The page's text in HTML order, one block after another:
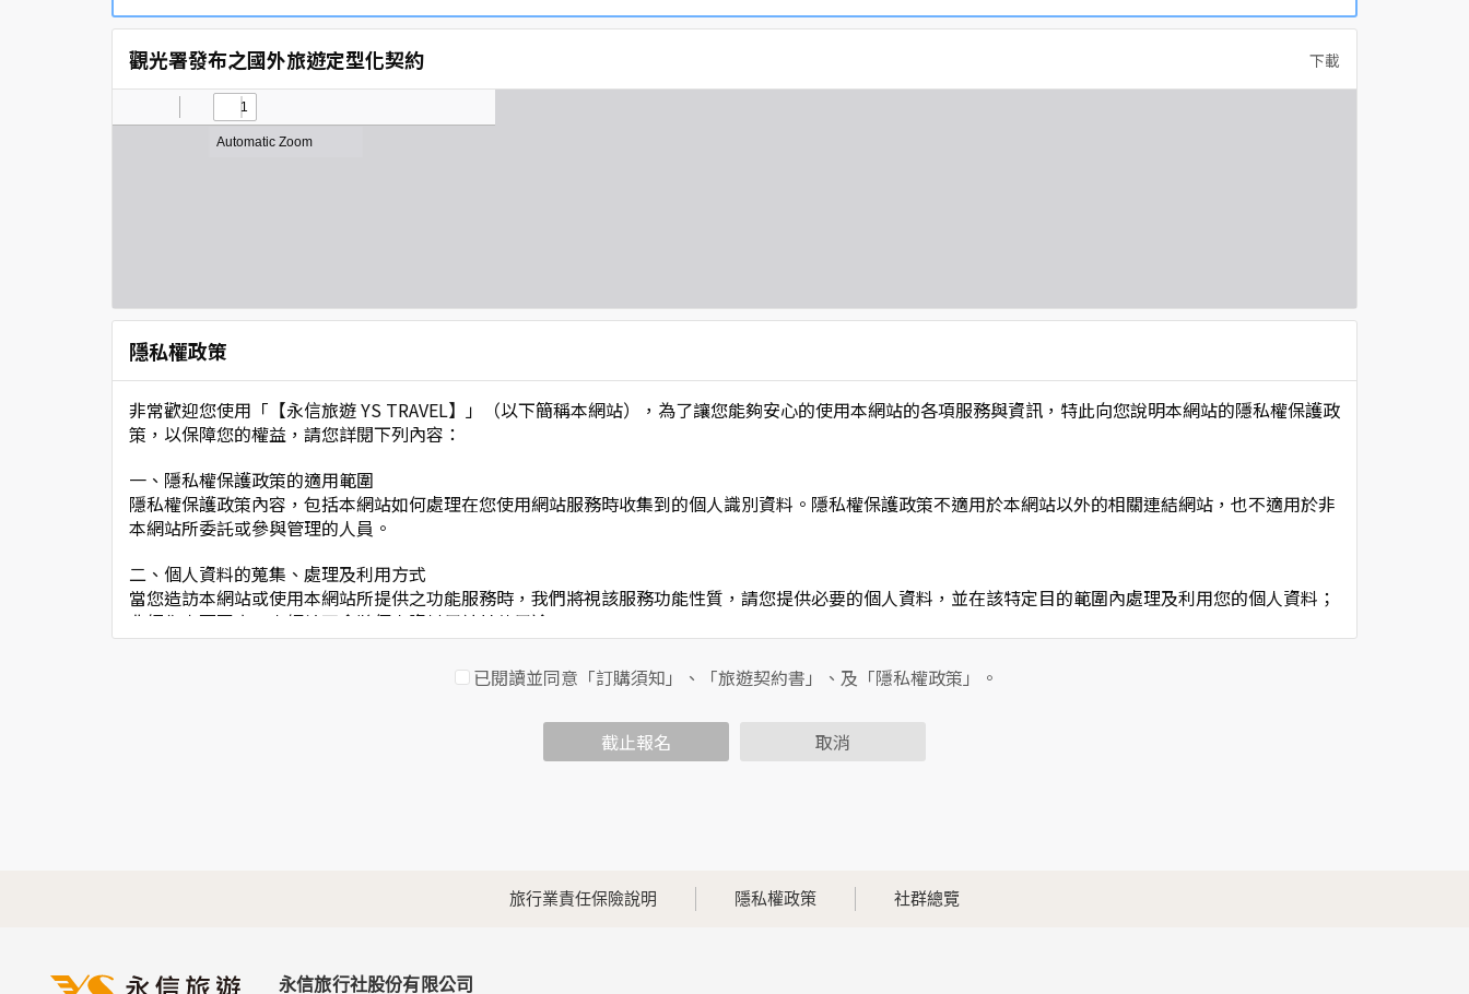
觀光署發布之國外旅遊定型化契約 下載
隱私權政策
非常歡迎您使用「【永信旅遊 YS TRAVEL】」（以下簡稱本網站），為了讓您能夠安心的使用本網站的各項服務與資訊，特此向您說明本網站的隱私權保護政
策，以保障您的權益，請您詳閱下列內容：
一、隱私權保護政策的適用範圍
隱私權保護政策內容，包括本網站如何處理在您使用網站服務時收集到的個人識別資料。隱私權保護政策不適用於本網站以外的相關連結網站，也不適用於非
本網站所委託或參與管理的人員。
二、個人資料的蒐集、處理及利用方式
當您造訪本網站或使用本網站所提供之功能服務時，我們將視該服務功能性質，請您提供必要的個人資料，並在該特定目的範圍內處理及利用您的個人資料；
非經您書面同意，本網站不會將個人資料用於其他用途。
本網站在您使用服務信箱、問卷調查等互動性功能時，會保留您所提供的姓名、電子郵件地址、聯絡方式及使用時間等。
於一般瀏覽時，伺服器會自行記錄相關行徑，包括您使用連線設備的IP位址、使用時間、使用的瀏覽器、瀏覽及點選資料記錄等，做為我們增進網站服務的參
考依據，此記錄為內部應用，決不對外公佈。
為提供精確的服務，我們會將收集的問卷調查內容進行統計與分析，分析結果之統計數據或說明文字呈現，除供內部研究外，我們會視需要公佈統計數據及說
已閱讀並同意「訂購須知」、「旅遊契約書」、及「隱私權政策」。
截止報名 取消
旅行業責任保險說明 隱私權政策 社群總覽
永信旅行社股份有限公司